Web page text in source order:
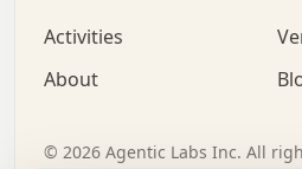
+   .   o   .   .   .   .
.   +   .   .   .   .   .
.   .   .   .   .   .   .   .
Activities
About
© 2026 Agentic Labs Inc. All